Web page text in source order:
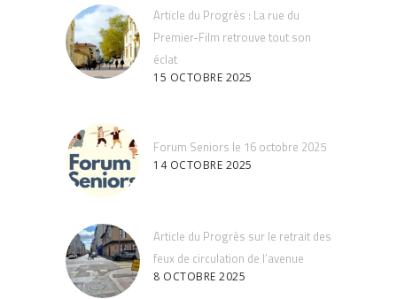
Article du Progrès : La rue du
Premier-Film retrouve tout son
éclat
15 OCTOBRE 2025
Forum Seniors le 16 octobre 2025
14 OCTOBRE 2025
Article du Progrès sur le retrait des
feux de circulation de l’avenue
8 OCTOBRE 2025